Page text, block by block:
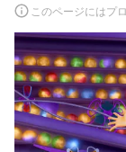
このページにはプ